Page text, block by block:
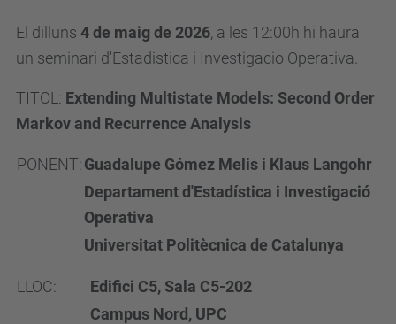
El dilluns 4 de maig de 2026, a les 12:00h hi haura
un seminari d'Estadistica i Investigacio Operativa.
TITOL: Extending Multistate Models: Second Order
Markov and Recurrence Analysis
PONENT:Guadalupe Gómez Melis i Klaus Langohr
Departament d'Estadística i Investigació
Operativa
Universitat Politècnica de Catalunya
LLOC:
Edifici C5, Sala C5-202
Campus Nord, UPC